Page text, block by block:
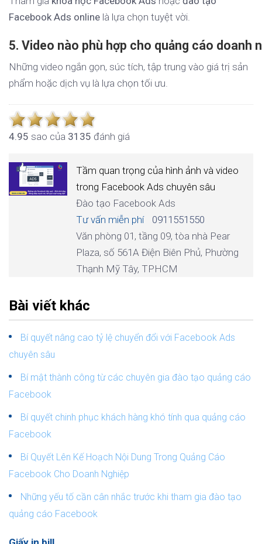
Facebook Ads online là lựa chọn tuyệt vời.
5. Video nào phù hợp cho quảng cáo doanh
Những video ngắn gọn, súc tích, tập trung vào giá trị sản
phẩm hoặc dịch vụ là lựa chọn tối ưu.
4.95 sao của 3135 đánh giá
Tầm quan trọng của hình ảnh và video
trong Facebook Ads chuyên sâu
Đào tạo Facebook Ads
Tư vấn miễn phí
0911551550
Văn phòng 01, tầng 09, tòa nhà Pear
Plaza, số 561A Điện Biên Phủ, Phường
Thạnh Mỹ Tây, TPHCM
Bài viết khác
Bí quyết nâng cao tỷ lệ chuyển đổi với Facebook Ads
chuyên sâu
Bí mật thành công từ các chuyên gia đào tạo quảng cáo
Facebook
Bí quyết chinh phục khách hàng khó tính qua quảng cáo
Facebook
Bí Quyết Lên Kế Hoạch Nội Dung Trong Quảng Cáo
Facebook Cho Doanh Nghiệp
Những yếu tố cần cân nhắc trước khi tham gia đào tạo
quảng cáo Facebook